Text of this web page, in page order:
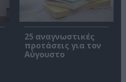
25 αναγνωστικές
προτάσεις για τον
Αύγουστο